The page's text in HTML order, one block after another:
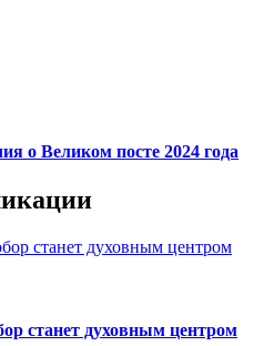
о Великом посте 2024 года
станет духовным центром